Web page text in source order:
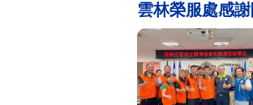
雲林榮服處感